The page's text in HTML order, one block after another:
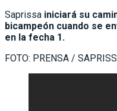
Saprissa iniciará su
bicampeón cuando se
en la fecha 1.
FOTO: PRENSA /